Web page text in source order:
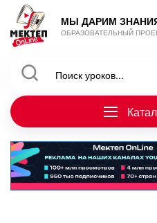
МЫ ДАРИМ
ОБРАЗОВАТЕЛЬНЫЙ